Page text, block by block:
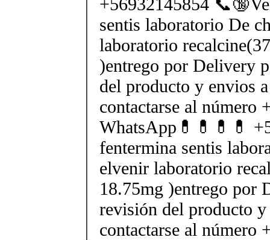
sentis laboratorio De
laboratorio
)entrego por Delivery
del producto y envios
contactarse al número
WhatsApp💊💊💊💊
fentermina sentis
elvenir laboratorio
18.75mg )entrego por
revisión del producto
contactarse al número